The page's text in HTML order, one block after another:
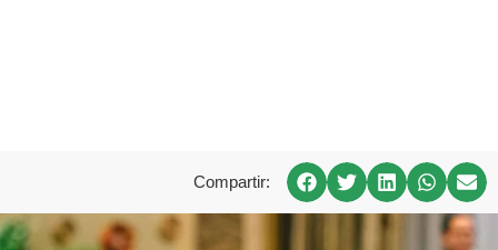
Compartir: